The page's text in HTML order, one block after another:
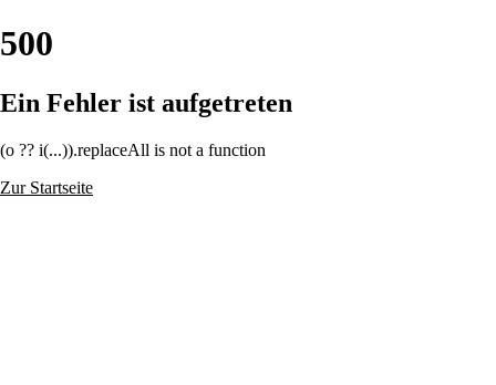
500
Ein Fehler ist aufgetreten
(o ?? i(...)).replaceAll is not a function
Zur Startseite